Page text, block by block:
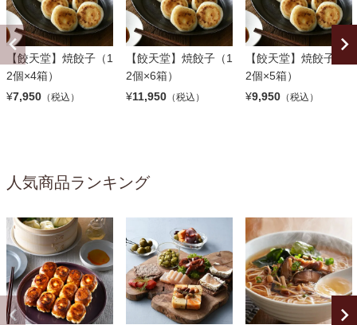
【餃天堂】焼餃子（1
2個×4箱）
¥7,950 （税込）
【餃天堂】焼餃子（1
2個×6箱）
¥11,950 （税込）
【餃天堂】焼餃子（1
2個×5箱）
¥9,950 （税込）
人気商品ランキング